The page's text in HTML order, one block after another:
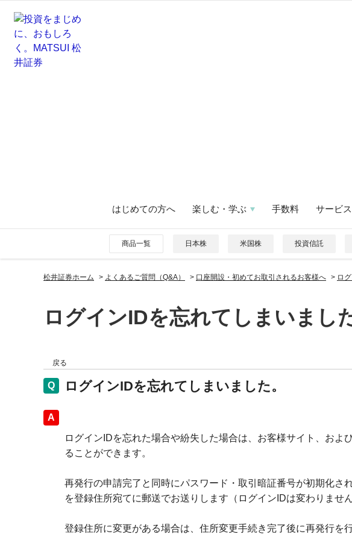
はじめての方へ 楽しむ・学ぶ 手数料 サービス
商品一覧 日本株 米国株 投資信託
松井証券ホーム > よくあるご質問（Q&A） > 口座開設・初めてお取引されるお客様へ > ロ
ログインIDを忘れてしまいまし
戻る
ログインIDを忘れてしまいました。
回答
ログインIDを忘れた場合や紛失した場合は、お客様サイト、およ
ることができます。
再発行の申請完了と同時にパスワード・取引暗証番号が初期化さ
を登録住所宛てに郵送でお送りします（ログインIDは変わりません
登録住所に変更がある場合は、住所変更手続き完了後に再発行を行